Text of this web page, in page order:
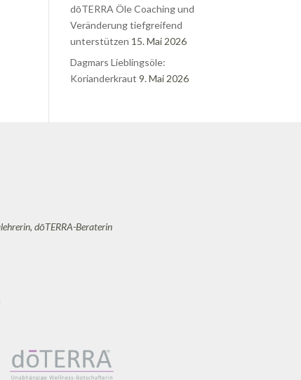
dōTERRA Öle Coaching und
Veränderung tiefgreifend
unterstützen 15. Mai 2026
Dagmars Lieblingsöle:
Korianderkraut 9. Mai 2026
dōTERRA-Beraterin